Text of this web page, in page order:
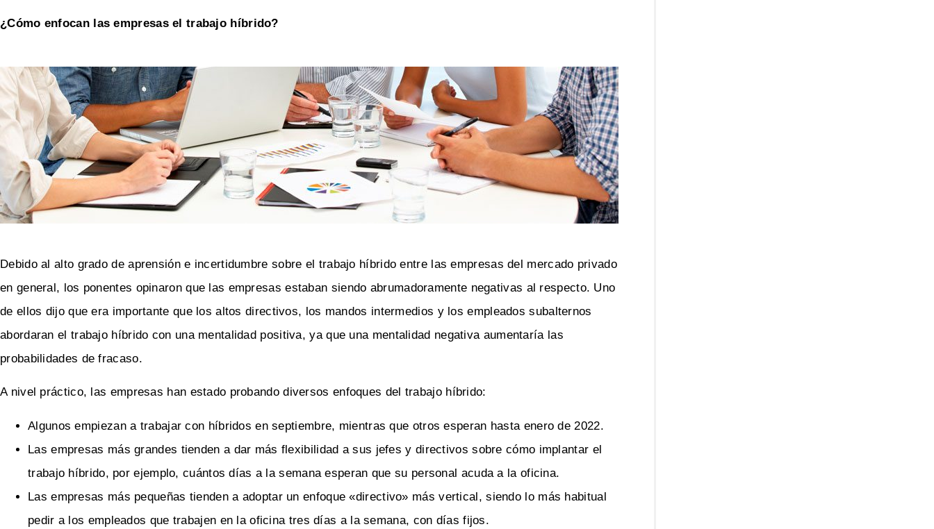
¿Cómo enfocan las empresas el trabajo híbrido?
Debido al alto grado de aprensión e incertidumbre sobre el trabajo híbrido entre las empresas del mercado privado
en general, los ponentes opinaron que las empresas estaban siendo abrumadoramente negativas al respecto. Uno
de ellos dijo que era importante que los altos directivos, los mandos intermedios y los empleados subalternos
abordaran el trabajo híbrido con una mentalidad positiva, ya que una mentalidad negativa aumentaría las
probabilidades de fracaso.
A nivel práctico, las empresas han estado probando diversos enfoques del trabajo híbrido:
Algunos empiezan a trabajar con híbridos en septiembre, mientras que otros esperan hasta enero de 2022.
Las empresas más grandes tienden a dar más flexibilidad a sus jefes y directivos sobre cómo implantar el
trabajo híbrido, por ejemplo, cuántos días a la semana esperan que su personal acuda a la oficina.
Las empresas más pequeñas tienden a adoptar un enfoque «directivo» más vertical, siendo lo más habitual
pedir a los empleados que trabajen en la oficina tres días a la semana, con días fijos.